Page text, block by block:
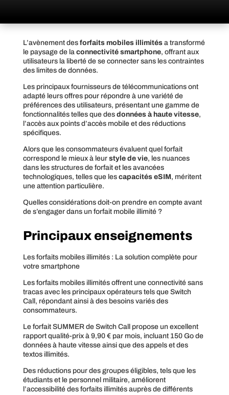
L’avènement des forfaits mobiles illimitésa transformé
le paysage de la connectivité smartphone, offrant aux
utilisateurs la liberté de se connecter sans les contraintes
des limites de données.
Les principaux fournisseurs de télécommunications ont
adapté leurs offres pour répondre à une variété de
préférences des utilisateurs, présentant une gamme de
fonctionnalités telles que des données à haute vitesse,
l’accès aux points d’accès mobile et des réductions
spécifiques.
Alors que les consommateurs évaluent quel forfait
correspond le mieux à leur style de vie, les nuances
dans les structures de forfait et les avancées
technologiques, telles que les capacités eSIM, méritent
une attention particulière.
Quelles considérations doit-on prendre en compte avant
de s’engager dans un forfait mobile illimité ?
Principaux enseignements
Les forfaits mobiles illimités : La solution complète pour
votre smartphone
Les forfaits mobiles illimités offrent une connectivité sans
tracas avec les principaux opérateurs tels que Switch
Call, répondant ainsi à des besoins variés des
consommateurs.
Le forfait SUMMER de Switch Call propose un excellent
rapport qualité-prix à 9,90 € par mois, incluant 150 Go de
données à haute vitesse ainsi que des appels et des
textos illimités.
Des réductions pour des groupes éligibles, tels que les
étudiants et le personnel militaire, améliorent
l’accessibilité des forfaits illimités auprès de différents